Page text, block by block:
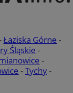
Łaziska Górne -
Śląskie -
-
-Tychy-